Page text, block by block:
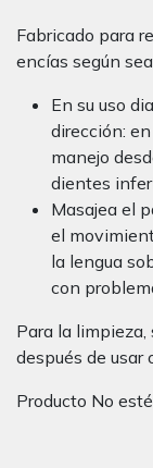
Fabricado para
encías según
En su uso
dirección:
manejo
dientes
Masajea el
el
la lengua
con
Para la
después de usar
Producto No